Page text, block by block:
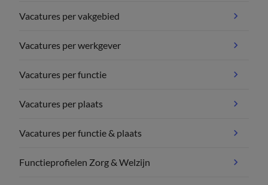
Vacatures per vakgebied
Vacatures per werkgever
Vacatures per functie
Vacatures per plaats
Vacatures per functie & plaats
Functieprofielen Zorg & Welzijn